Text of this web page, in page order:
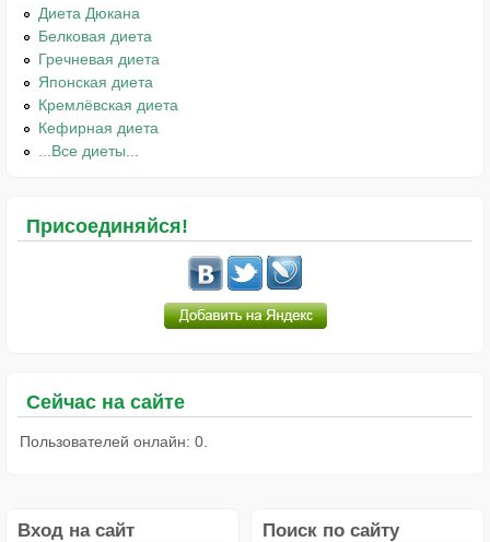
Диета Дюкана
Белковая диета
Гречневая диета
Японская диета
Кремлёвская диета
Кефирная диета
...Все диеты...
Присоединяйся!
Сейчас на сайте
Пользователей онлайн: 0.
Вход на сайт Поиск по сайту